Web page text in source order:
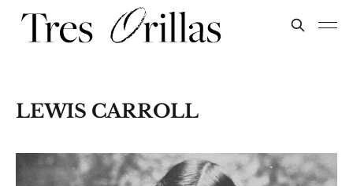
LEWIS CARROLL